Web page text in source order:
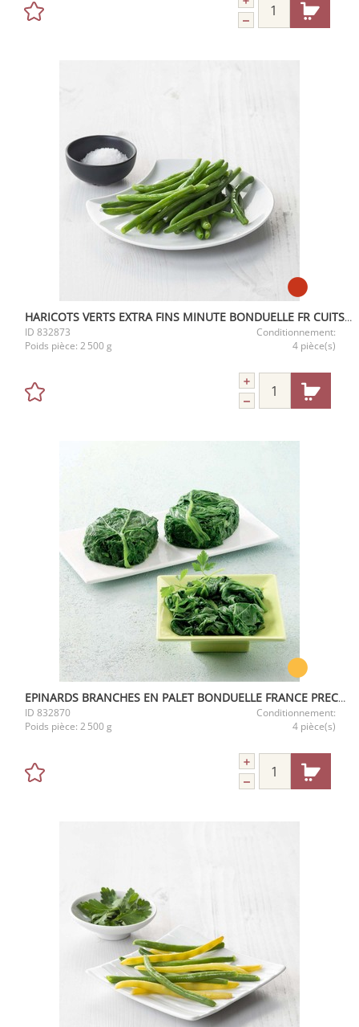
HARICOTS VERTS EXTRA FINS MINUTE BONDUELLE FR CUITS VAPEUR
ID 832873
Conditionnement:
Poids pièce: 2 500 g 4 pièce(s)
EPINARDS BRANCHES EN PALET BONDUELLE FRANCE PRECUITS 125G 2.5KG
ID 832870
Conditionnement:
Poids pièce: 2 500 g 4 pièce(s)